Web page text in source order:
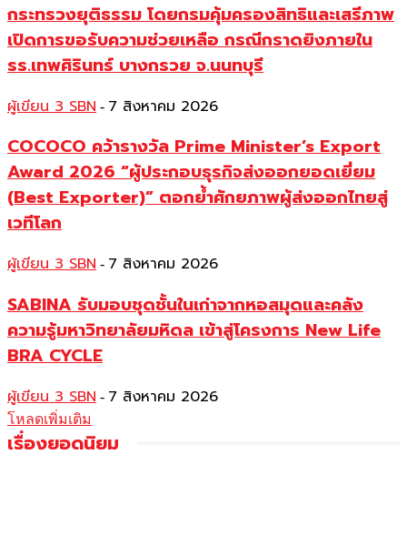
กระทรวงยุติธรรม โดยกรมคุ้มครองสิทธิและเสรีภาพ
เปิดการขอรับความช่วยเหลือ กรณีกราดยิงภายใน
รร.เทพศิรินทร์ บางกรวย จ.นนทบุรี
ผู้เขียน 3 SBN - 7 สิงหาคม 2026
COCOCO คว้ารางวัล Prime Minister’s Export
Award 2026 “ผู้ประกอบธุรกิจส่งออกยอดเยี่ยม
(Best Exporter)” ตอกย้ำศักยภาพผู้ส่งออกไทยสู่
เวทีโลก
ผู้เขียน 3 SBN - 7 สิงหาคม 2026
SABINA รับมอบชุดชั้นในเก่าจากหอสมุดและคลัง
ความรู้มหาวิทยาลัยมหิดล เข้าสู่โครงการ New Life
BRA CYCLE
ผู้เขียน 3 SBN - 7 สิงหาคม 2026
โหลดเพิ่มเติม
เรื่องยอดนิยม